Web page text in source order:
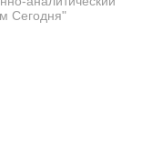
Сегодня"